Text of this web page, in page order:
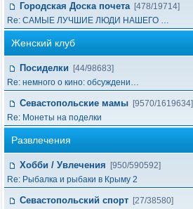
Городская Доска почета [478/19714]
Re: САМЫЕ ЛУЧШИЕ ЛЮДИ НАШЕГО …
Женский клуб
Посиделки
[44/98683]
Re: немного о кино: обсуждени…
Севастопольские мамы [9570/1619634]
Re: Монеты на поделки
Развлечения
Хобби / Увлечения
[950/590592]
Re: Рыбалка и рыбаки в Крыму 2
Севастопольский спорт [27/38580]